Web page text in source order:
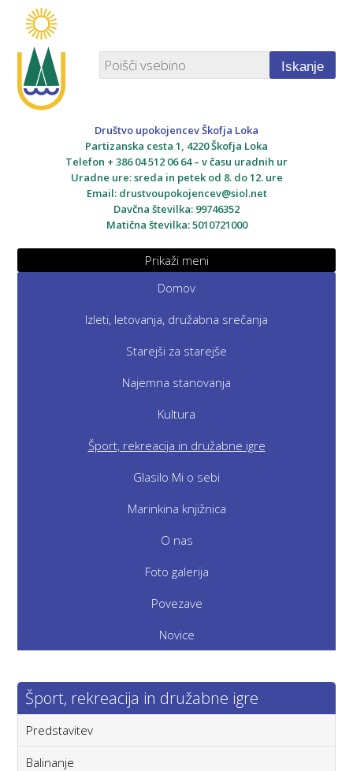
Društvo upokojencev Škofja Loka
Partizanska cesta 1, 4220 Škofja Loka
Telefon + 386 04 512 06 64 – v času uradnih ur
Uradne ure: sreda in petek od 8. do 12. ure
Email: drustvoupokojencev@siol.net
Davčna številka: 99746352
Matična številka: 5010721000
Iskanje
Prikaži meni
Domov
Izleti, letovanja, družabna srečanja
Starejši za starejše
Najemna stanovanja
Kultura
Šport, rekreacija in družabne igre
Glasilo Mi o sebi
Marinkina knjižnica
O nas
Foto galerija
Povezave
Novice
Šport, rekreacija in družabne igre
Predstavitev
Balinanje